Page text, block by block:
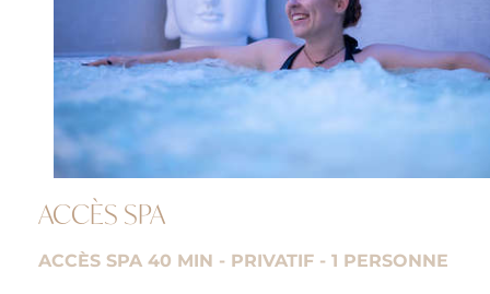
ACCÈS SPA
ACCÈS SPA 40 MIN - PRIVATIF - 1 PERSONNE